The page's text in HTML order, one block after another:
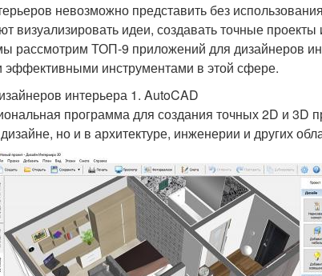
невозможно представить без
визуализировать идеи, создавать точные проекты
рассмотрим ТОП-9 приложений для дизайнеров
инструментами в этой сфере.
интерьера 1. AutoCAD
программа для создания точных 2D и 3D
но и в архитектуре, инженерии и других